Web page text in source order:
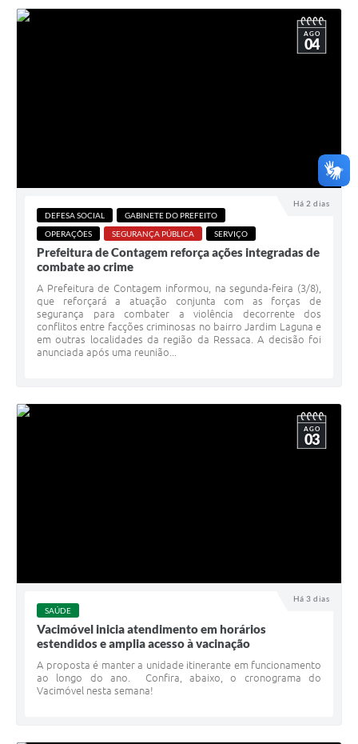
Há 2 dias
AGO
04
DEFESA SOCIAL
GABINETE DO PREFEITO
OPERAÇÕES
SEGURANÇA PÚBLICA SERVIÇO
Prefeitura de Contagem reforça ações integradas de
combate ao crime
A Prefeitura de Contagem informou, na segunda-feira (3/8),
que reforçará a atuação conjunta com as forças de
segurança para combater a violência decorrente dos
conflitos entre facções criminosas no bairro Jardim Laguna e
em outras localidades da região da Ressaca. A decisão foi
anunciada após uma reunião...
Há 3 dias
AGO
03
SAÚDE
Vacimóvel inicia atendimento em horários
estendidos e amplia acesso à vacinação
A proposta é manter a unidade itinerante em funcionamento
ao longo do ano. Confira, abaixo, o cronograma do
Vacimóvel nesta semana!